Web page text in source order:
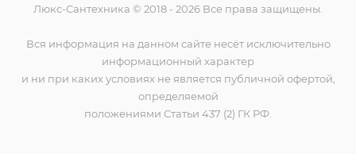
Люкс-Сантехника © 2018 - 2026 Все права защищены.
Вся информация на данном сайте несёт исключительно
информационный характер
и ни при каких условиях не является публичной офертой,
определяемой
положениями Статьи 437 (2) ГК РФ.